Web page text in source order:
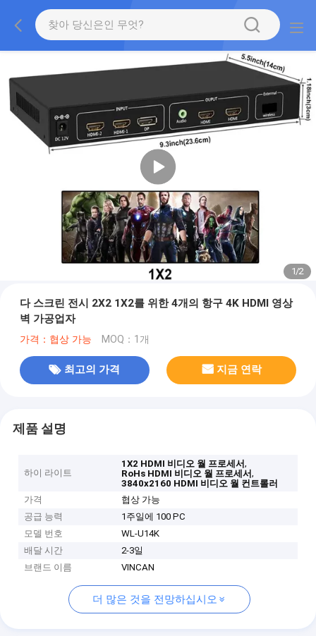
1/2
다 스크린 전시 2X2 1X2를 위한 4개의 항구 4K HDMI 영상
벽 가공업자
가격：협상 가능 MOQ：1개
최고의 가격 지금 연락
제품 설명
하이 라이트
1X2 HDMI 비디오 월 프로세서,
RoHs HDMI 비디오 월 프로세서,
3840x2160 HDMI 비디오 월 컨트롤러
가격
협상 가능
공급 능력
1주일에 100 PC
모델 번호
WL-U14K
배달 시간
2-3일
브랜드 이름
VINCAN
더 많은 것을 전망하십시오